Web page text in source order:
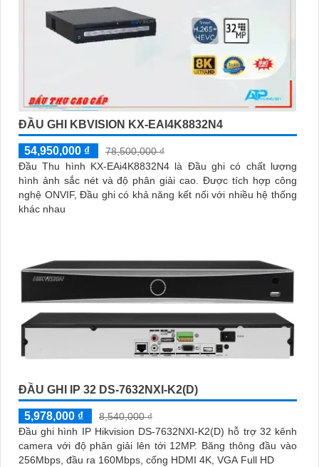
ĐẦU GHI KBVISION KX-EAI4K8832N4
54,950,000 ₫
78,500,000 ₫
Đầu Thu hình KX-EAi4K8832N4 là Đầu ghi có chất lượng
hình ảnh sắc nét và độ phân giải cao. Được tích hợp công
nghệ ONVIF, Đầu ghi có khả năng kết nối với nhiều hệ thống
khác nhau
ĐẦU GHI IP 32 DS-7632NXI-K2(D)
5,978,000 ₫
8,540,000 ₫
Đầu ghi hình IP Hikvision DS-7632NXI-K2(D) hỗ trợ 32 kênh
camera với độ phân giải lên tới 12MP. Băng thông đầu vào
256Mbps, đầu ra 160Mbps, cổng HDMI 4K, VGA Full HD